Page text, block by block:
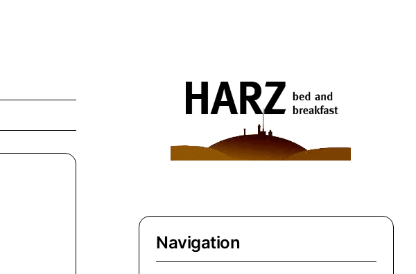
Navigation